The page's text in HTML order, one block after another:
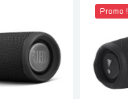
Promo !